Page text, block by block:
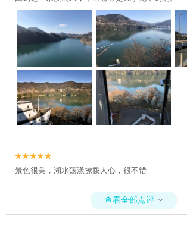


景色很美，湖水荡漾撩拨人心，很不错
查看全部点评 